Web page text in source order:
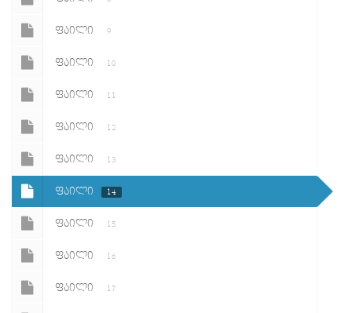
ᲤᲐᲘᲚᲘ 9
ᲤᲐᲘᲚᲘ 10
ᲤᲐᲘᲚᲘ 11
ᲤᲐᲘᲚᲘ 12
ᲤᲐᲘᲚᲘ 13
ᲤᲐᲘᲚᲘ 14
ᲤᲐᲘᲚᲘ 15
ᲤᲐᲘᲚᲘ 16
ᲤᲐᲘᲚᲘ 17